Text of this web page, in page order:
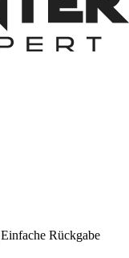
Einfache Rückgabe